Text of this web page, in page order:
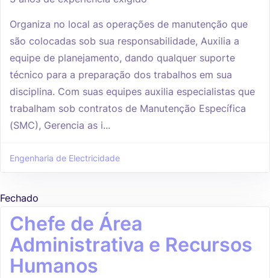
Organiza no local as operações de manutenção que
são colocadas sob sua responsabilidade, Auxilia a
equipe de planejamento, dando qualquer suporte
técnico para a preparação dos trabalhos em sua
disciplina. Com suas equipes auxilia especialistas que
trabalham sob contratos de Manutenção Específica
(SMC), Gerencia as i...
Engenharia de Electricidade
Fechado
Chefe de Área
Administrativa e Recursos
Humanos